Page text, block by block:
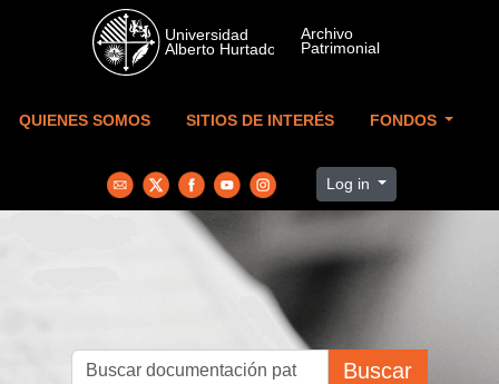
Skip to main content
QUIENES SOMOS SITIOS DE INTERÉS FONDOS
Log in
Buscar